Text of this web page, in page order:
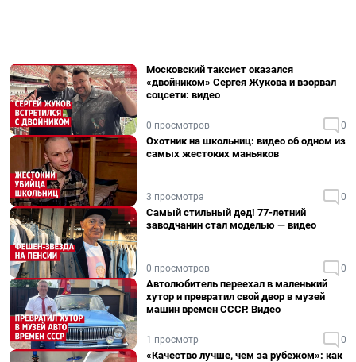
Московский таксист оказался
«двойником» Сергея Жукова и взорвал
соцсети: видео
0 просмотров 0
Охотник на школьниц: видео об одном из
самых жестоких маньяков
3 просмотра 0
Самый стильный дед! 77-летний
заводчанин стал моделью — видео
0 просмотров 0
Автолюбитель переехал в маленький
хутор и превратил свой двор в музей
машин времен СССР. Видео
1 просмотр 0
«Качество лучше, чем за рубежом»: как